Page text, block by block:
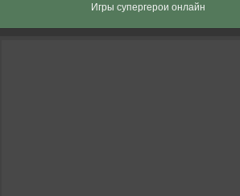
Игры супергерои онлайн